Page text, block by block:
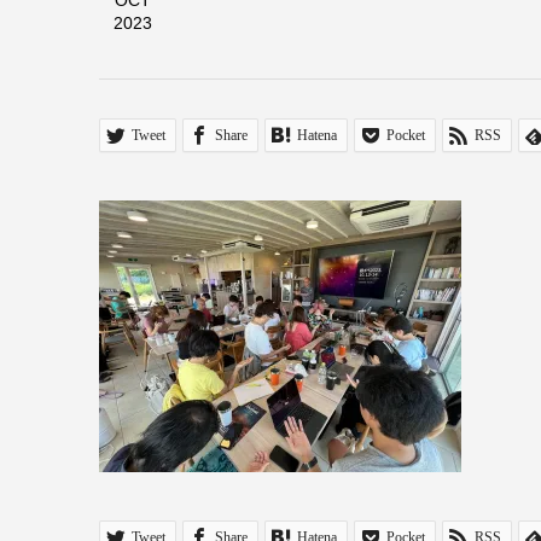
2023
Tweet Share Hatena Pocket RSS
Tweet Share Hatena Pocket RSS